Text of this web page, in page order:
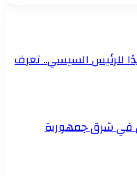
للرئيس السيسي.. تعرف
في شرق جمهورية